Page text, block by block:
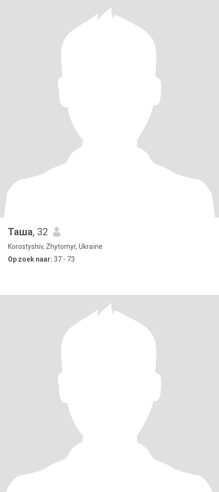
Таша, 32
Korostyshiv, Zhytomyr, Ukraïne
Op zoek naar: 37 - 73